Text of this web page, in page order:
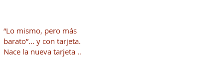
“Lo mismo, pero más
barato”... y con tarjeta.
Nace la nueva tarjeta de